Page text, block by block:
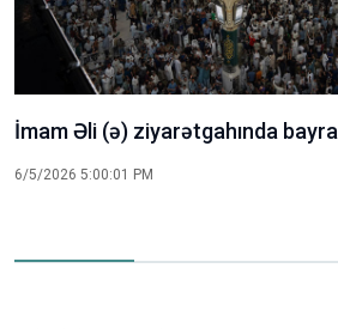
İmam Hüseyn (ə) zərihi gül-
4/28/2026 5:00:01 PM